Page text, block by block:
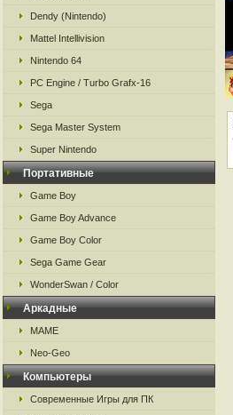
Dendy (Nintendo)
Mattel Intellivision
Nintendo 64
PC Engine / Turbo Grafx-16
Sega
Sega Master System
Super Nintendo
Портативные
Game Boy
Game Boy Advance
Game Boy Color
Sega Game Gear
WonderSwan / Color
Аркадные
MAME
Neo-Geo
Компьютеры
Современные Игры для ПК